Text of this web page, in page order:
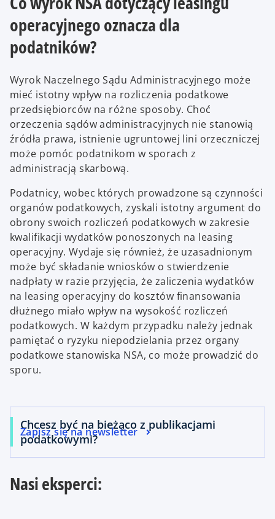
operacyjnego oznacza dla
podatników?
Wyrok Naczelnego Sądu Administracyjnego może
mieć istotny wpływ na rozliczenia podatkowe
przedsiębiorców na różne sposoby. Choć
orzeczenia sądów administracyjnych nie stanowią
źródła prawa, istnienie ugruntowej lini orzeczniczej
może pomóc podatnikom w sporach z
administracją skarbową.
Podatnicy, wobec których prowadzone są czynności
organów podatkowych, zyskali istotny argument do
obrony swoich rozliczeń podatkowych w zakresie
kwalifikacji wydatków ponoszonych na leasing
operacyjny. Wydaje się również, że uzasadnionym
może być składanie wniosków o stwierdzenie
nadpłaty w razie przyjęcia, że zaliczenia wydatków
na leasing operacyjny do kosztów finansowania
dłużnego miało wpływ na wysokość rozliczeń
podatkowych. W każdym przypadku należy jednak
pamiętać o ryzyku niepodzielania przez organy
podatkowe stanowiska NSA, co może prowadzić do
sporu.
Chcesz być na bieżąco z publikacjami
podatkowymi?
Zapisz się na newsletter
Nasi eksperci: